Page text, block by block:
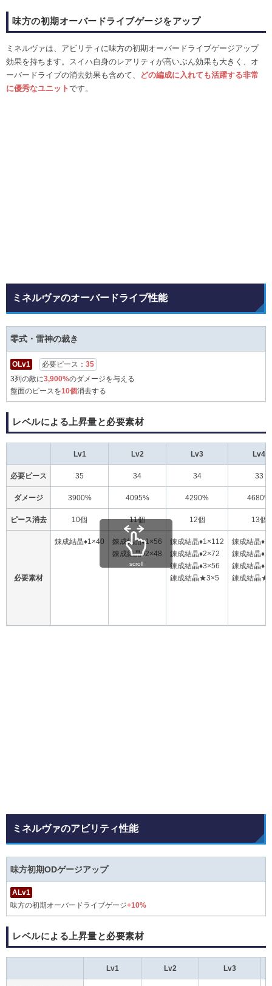
味方の初期オーバードライブゲージをアップ
ミネルヴァは、アビリティに味方の初期オーバードライブゲージアップ
効果を持ちます。スイハ自身のレアリティが高いぶん効果も大きく、オ
ーバードライブの消去効果も含めて、
どの編成に入れても活躍する非常
に優秀なユニットです。
ミネルヴァのオーバードライブ性能
零式・雷神の裁き
OLv1 必要ピース： 35
3列の敵に3,900%のダメージを与える
盤面のピースを10個消去する
レベルによる上昇量と必要素材
Lv1 Lv2 Lv3 Lv4
必要ピース 35 34 34 33
ダメージ 3900% 4095% 4290% 4680%
ピース消去 10個 11個 12個 13個
必要素材
錬成結晶♦1×40
錬成結晶♦1×56
錬成結晶♦2×48
錬成結晶♦1×112
錬成結晶♦2×72
錬成結晶♦3×56
錬成結晶★3×5
錬成結晶
錬成結晶
錬成結晶
錬成結晶
scroll
ミネルヴァのアビリティ性能
味方初期ODゲージアップ
ALv1
味方の初期オーバードライブゲージ+10%
レベルによる上昇量と必要素材
Lv1 Lv2 Lv3